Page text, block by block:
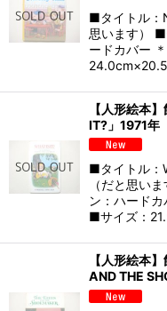
■タイトル：
思います）
ードカバー
【人形絵本
IT?」1971年
■タイトル：
（だと思い
ン：ハードカ
■サイズ：
【人形絵本
AND THE